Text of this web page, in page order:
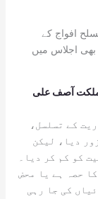
افواج کے
اجلاس میں
آصف علی
کے تسلسل،
دیا، لیکن
کو کم کر دیا۔
حصہ ہے یا محض
کی جا رہی